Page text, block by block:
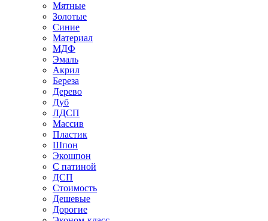
Мятные
Золотые
Синие
Материал
МДФ
Эмаль
Акрил
Береза
Дерево
Дуб
ЛДСП
Массив
Пластик
Шпон
Экошпон
С патиной
ДСП
Стоимость
Дешевые
Дорогие